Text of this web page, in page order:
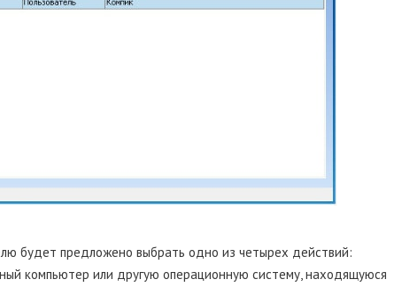
будет предложено выбрать одно из четырех действий:
компьютер или другую операционную систему, находящуюся